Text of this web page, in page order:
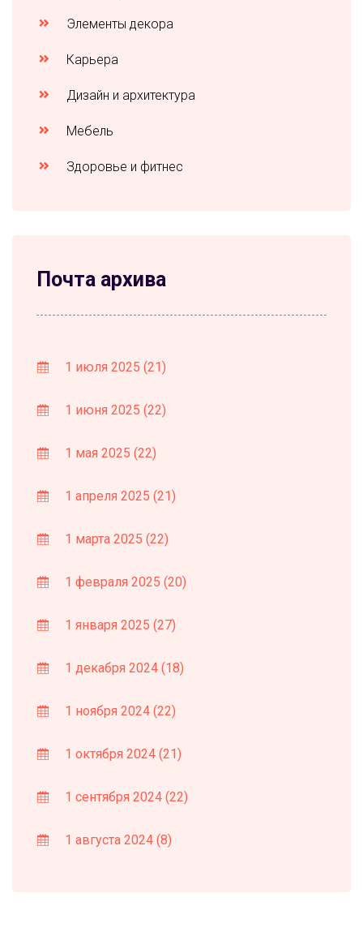
Элементы декора
Карьера
Дизайн и архитектура
Мебель
Здоровье и фитнес
Почта архива
1 июля 2025 (21)
1 июня 2025 (22)
1 мая 2025 (22)
1 апреля 2025 (21)
1 марта 2025 (22)
1 февраля 2025 (20)
1 января 2025 (27)
1 декабря 2024 (18)
1 ноября 2024 (22)
1 октября 2024 (21)
1 сентября 2024 (22)
1 августа 2024 (8)